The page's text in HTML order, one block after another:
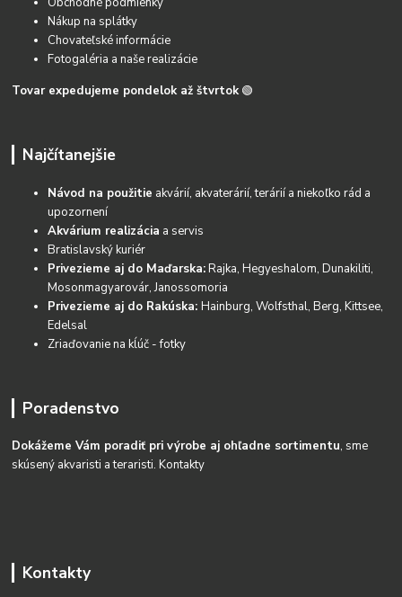
Nákup na splátky
Chovateľské informácie
Fotogaléria a naše realizácie
Tovar expedujeme pondelok až štvrtok 🟢
Najčítanejšie
Návod na použitie akvárií, akvaterárií, terárií a niekoľko rád a
upozornení
Akvárium realizácia a servis
Bratislavský kuriér
Privezieme aj do Maďarska:Rajka, Hegyeshalom, Dunakiliti,
Mosonmagyarovár, Janossomoria
Privezieme aj do Rakúska:Hainburg, Wolfsthal, Berg, Kittsee,
Edelsal
Zriaďovanie na kĺúč - fotky
Poradenstvo
Dokážeme Vám poradiť pri výrobe aj ohľadne sortimentu, sme
skúsený akvaristi a teraristi.Kontakty
Kontakty